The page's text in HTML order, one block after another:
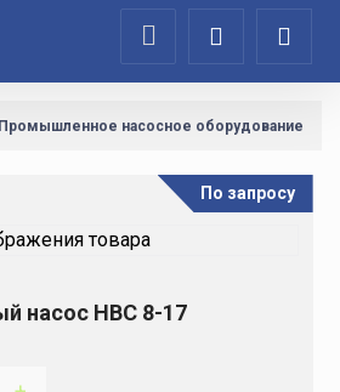
Промышленное насосное оборудование
насос НВС 8-17
По запросу